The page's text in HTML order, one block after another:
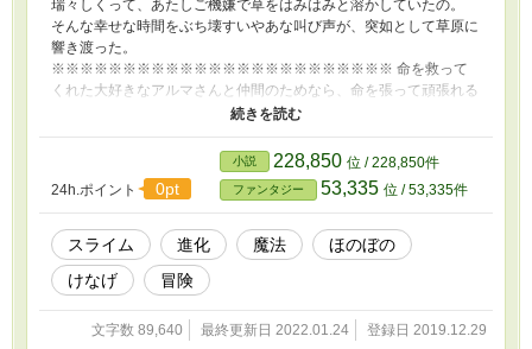
瑞々しくって、あたしご機嫌で草をはみはみと溶かしていたの。
そんな幸せな時間をぶち壊すいやあな叫び声が、突如として草原に
響き渡った。
※※※※※※※※※※※※※※※※※※※※※※※※ 命を救って
くれた大好きなアルマさんと仲間のためなら、命を張って頑張れる
健気なスライムちゃんのお話です。 一緒に旅してお役に立ちた
強い思いでポヨポヨ、プルプル頑張ります！ ちなみに当作品のス
ライムちゃんは人間なみの知能をお持ちです。 お姿は楕円型の若
草色のプルプルボディの真ん中に、核と呼ばれるまんまるの命の
球。目はありませんが核で周りは見えております。 可愛くても魔
物ですので、エグい表現もあるかもです。
24h.ポイント 0pt
小説 228,850 位 / 228,850件
ファンタジー 53,335 位 / 53,335件
スライム 進化 魔法
ほのぼの
けなげ
冒険
文字数 89,640 最終更新日 2022.01.24 登録日 2019.12.29